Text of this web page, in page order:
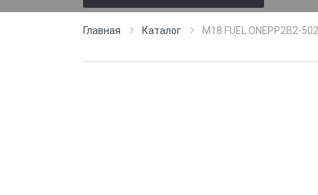
Электроинструмент
Главная Каталог M18 FUEL ONEPP2B2-